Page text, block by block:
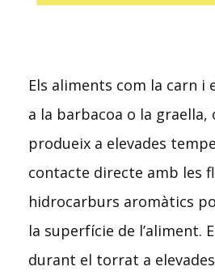
Els aliments com la carn i
a la barbacoa o la graella,
produeix a elevades
contacte directe amb les
hidrocarburs aromàtics
la superfície de l’aliment.
durant el torrat a